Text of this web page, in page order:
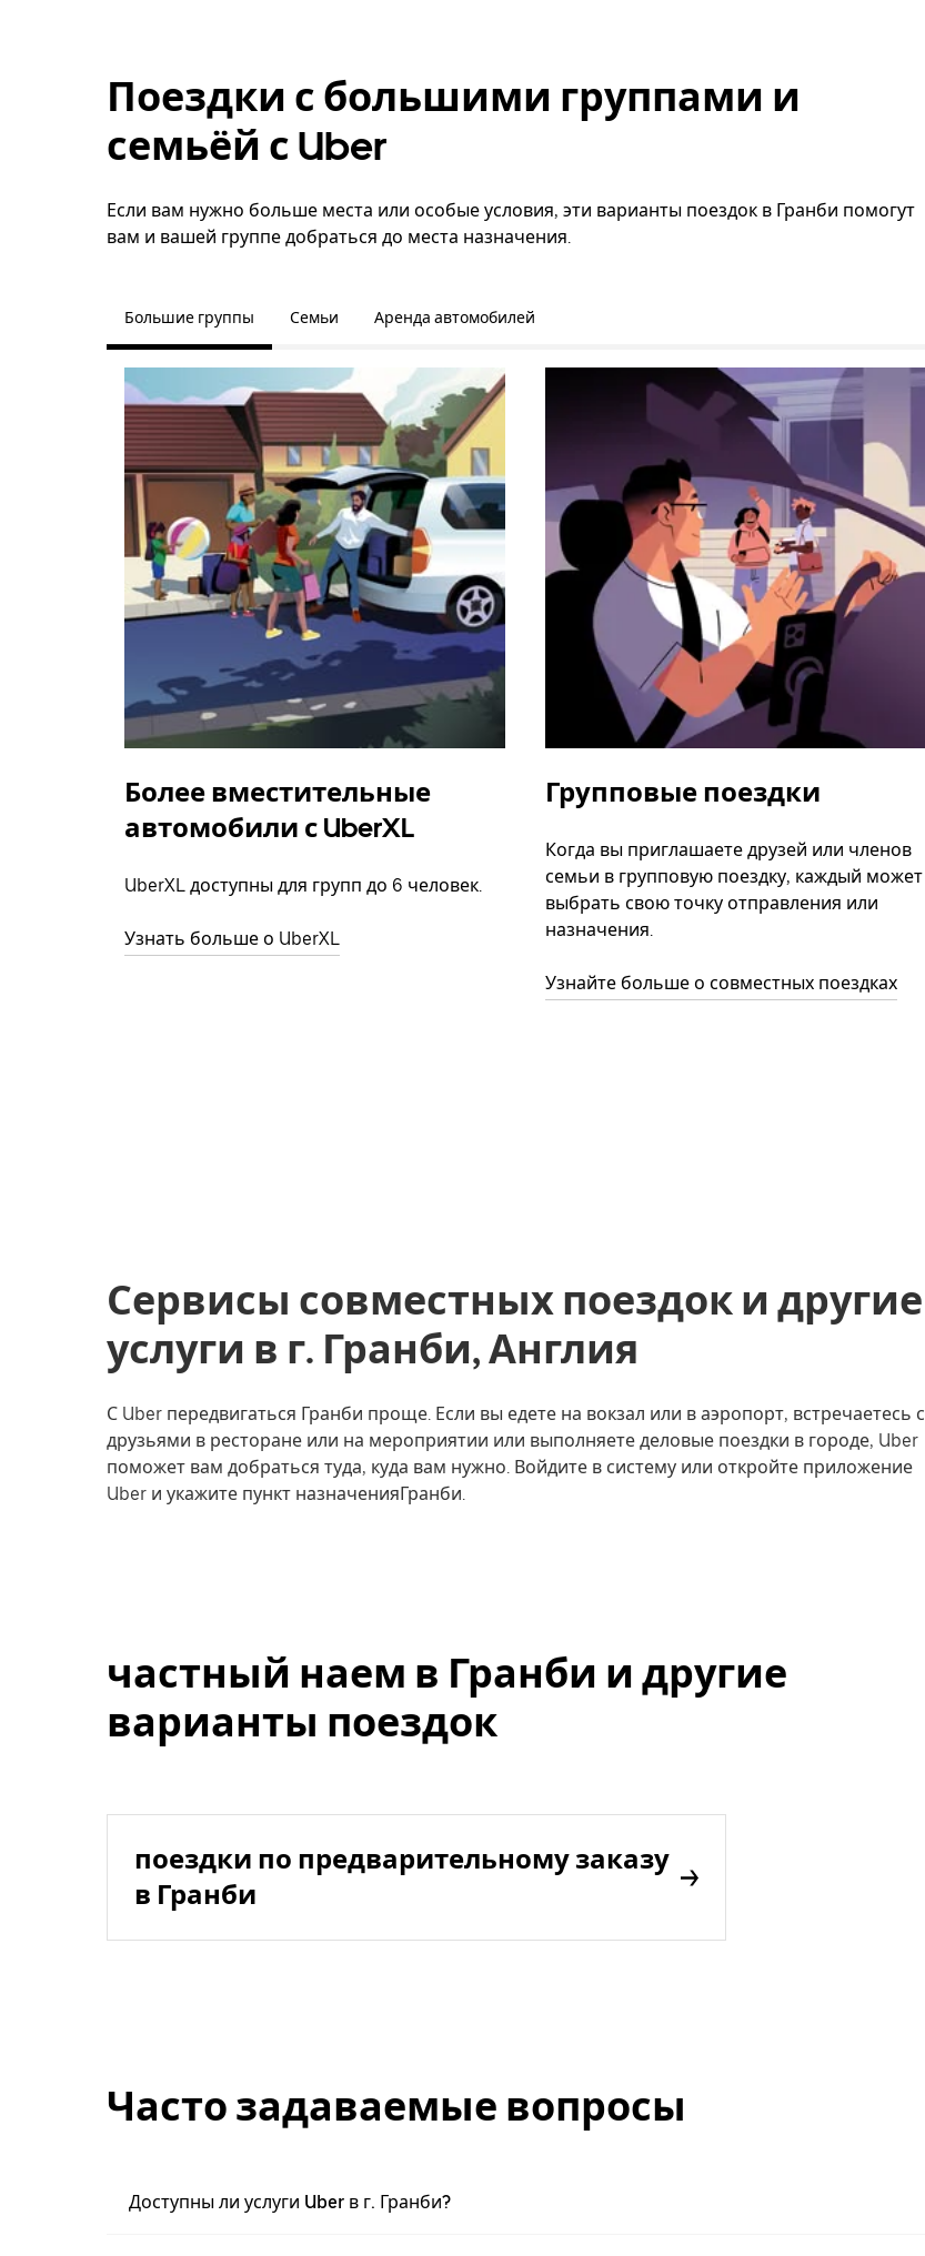
Поездки с большими группами и
семьёй с Uber
Если вам нужно больше места или особые условия, эти варианты поездок в Гранби помогут
вам и вашей группе добраться до места назначения.
Большие группы Семьи Аренда автомобилей
Более вместительные
автомобили с UberXL
UberXL доступны для групп до 6 человек.
Узнать больше о UberXL
Групповые поездки
Когда вы приглашаете друзей или членов
семьи в групповую поездку, каждый может
выбрать свою точку отправления или
назначения.
Узнайте больше о совместных поездках
Сервисы совместных поездок и другие
услуги в г. Гранби, Англия
С Uber передвигаться Гранби проще. Если вы едете на вокзал или в аэропорт, встречаетесь с
друзьями в ресторане или на мероприятии или выполняете деловые поездки в городе, Uber
поможет вам добраться туда, куда вам нужно. Войдите в систему или откройте приложение
Uber и укажите пункт назначенияГранби.
частный наем в Гранби и другие
варианты поездок
поездки по предварительному заказу
в Гранби
Часто задаваемые вопросы
Доступны ли услуги Uber в г. Гранби?